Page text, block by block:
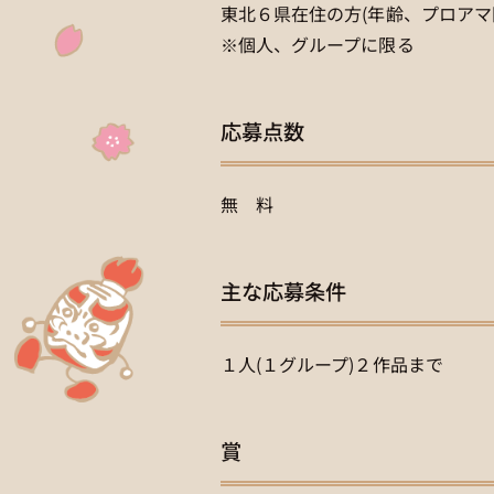
東北６県在住の方(年齢、プロア
※個人、グループに限る
応募点数
無 料
主な応募条件
１人(１グループ)２作品まで
賞